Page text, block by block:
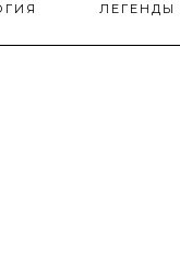
ЛЕГЕНДЫ